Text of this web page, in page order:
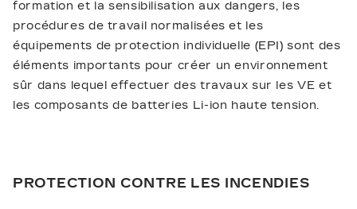
formation et la sensibilisation aux dangers, les
procédures de travail normalisées et les
équipements de protection individuelle (EPI) sont des
éléments importants pour créer un environnement
sûr dans lequel effectuer des travaux sur les VE et
les composants de batteries Li-ion haute tension.
PROTECTION CONTRE LES INCENDIES